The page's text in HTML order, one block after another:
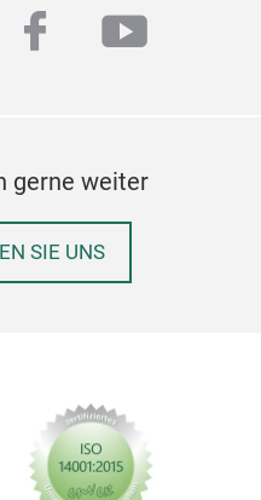
facebook
gerne weiter
SIE UNS